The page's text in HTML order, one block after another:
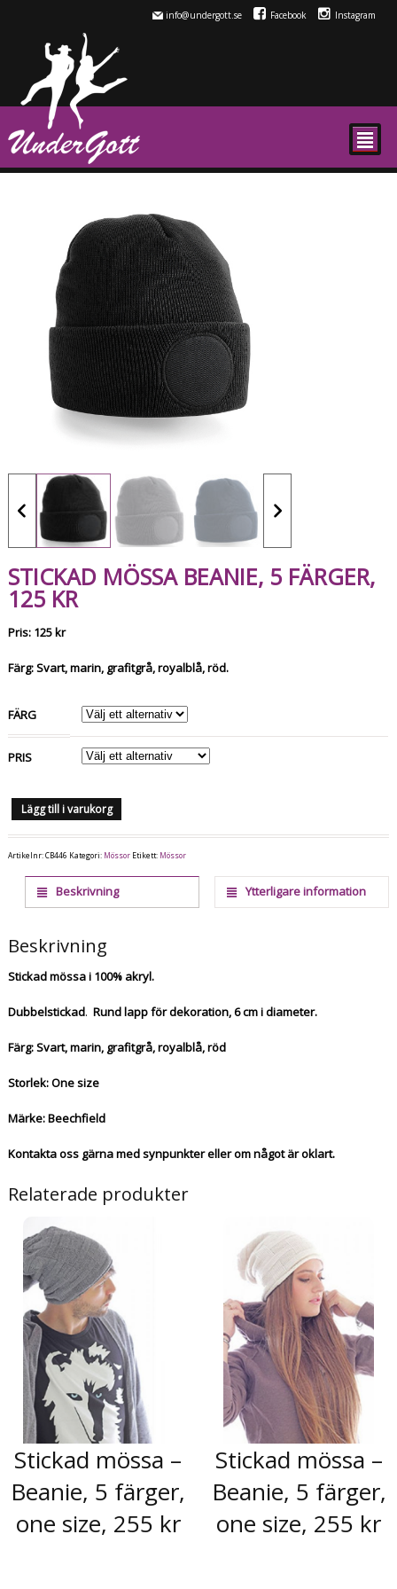
info@undergott.se Facebook Instagram
²
STICKAD MÖSSA BEANIE, 5 FÄRGER,
125 KR
Pris: 125 kr
Färg: Svart, marin, grafitgrå, royalblå, röd.
FÄRG
PRIS
Lägg till i varukorg
Artikelnr:CB446 Kategori: Mössor Etikett: Mössor
Beskrivning Ytterligare information
Beskrivning
Stickad mössa i 100% akryl.
Dubbelstickad. Rund lapp för dekoration, 6 cm i diameter.
Färg: Svart, marin, grafitgrå, royalblå, röd
Storlek: One size
Märke: Beechfield
Kontakta oss gärna med synpunkter eller om något är oklart.
Relaterade produkter
Stickad mössa –
Beanie, 5 färger,
one size, 255 kr
Stickad mössa –
Beanie, 5 färger,
one size, 255 kr